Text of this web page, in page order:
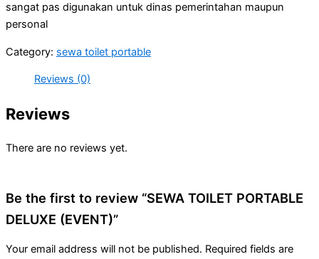
sangat pas digunakan untuk dinas pemerintahan maupun
personal
Category: sewa toilet portable
Reviews (0)
Reviews
There are no reviews yet.
Be the first to review “SEWA TOILET PORTABLE
DELUXE (EVENT)”
Your email address will not be published. Required fields are